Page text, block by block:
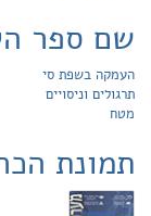
שם ספר
העמקה בשפת סי
תרגולים וניסויים
מטח
תמונת